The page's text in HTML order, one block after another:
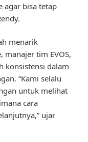
agar bisa tetap
menarik
tim EVOS,
konsistensi dalam
“Kami selalu
untuk melihat
cara
ujar